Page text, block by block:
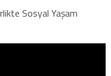
Sosyal Yaşam